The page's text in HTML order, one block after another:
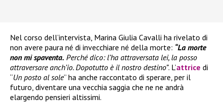
Nel corso dell’intervista, Marina Giulia Cavalli ha rivelato di
non avere paura né di invecchiare né della morte: “La morte
non mi spaventa. Perché dico: l’ha attraversata lei, la posso
attraversare anch’io. Dopotutto è il nostro destino”. L’attrice di
“Un posto al sole” ha anche raccontato di sperare, per il
futuro, diventare una vecchia saggia che ne ne andrà
elargendo pensieri altissimi.